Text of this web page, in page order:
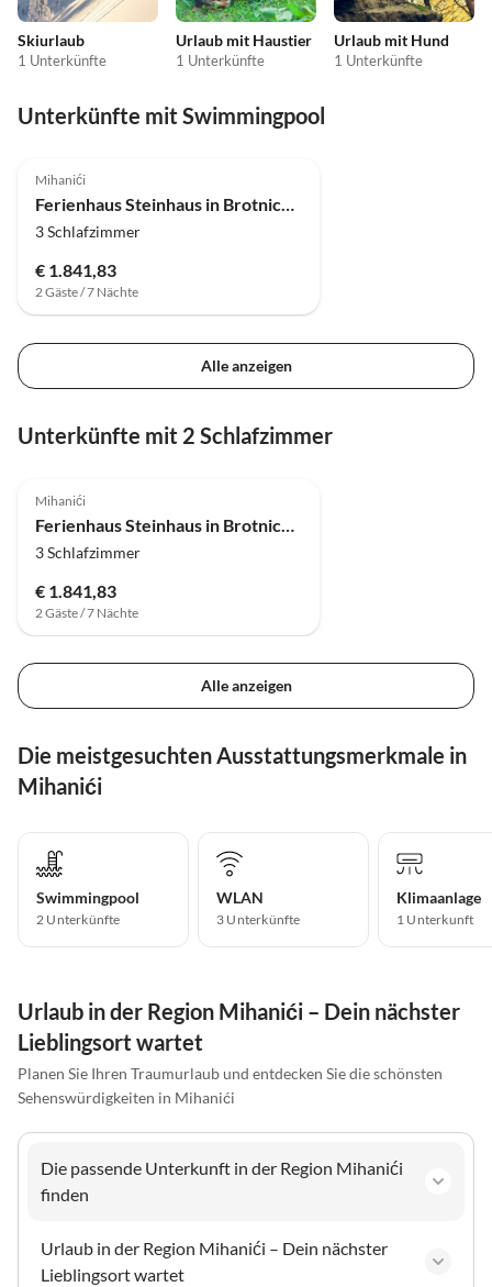
Skiurlaub
1 Unterkünfte
Urlaub mit Haustier
1 Unterkünfte
Urlaub mit Hund
1 Unterkünfte
Unterkünfte mit Swimmingpool
Mihanići
Ferienhaus Steinhaus in Brotnice nahe Cavtat & Meer
3 Schlafzimmer
€ 1.841,83
2 Gäste / 7 Nächte
Alle anzeigen
Unterkünfte mit 2 Schlafzimmer
Mihanići
3 Schlafzimmer
€ 1.841,83
2 Gäste / 7 Nächte
Alle anzeigen
Die meistgesuchten Ausstattungsmerkmale in
Mihanići
Swimmingpool
2 Unterkünfte
WLAN
3 Unterkünfte
Klimaanlage
1 Unterkunft
Urlaub in der Region Mihanići – Dein nächster
Lieblingsort wartet
Planen Sie Ihren Traumurlaub und entdecken Sie die schönsten
Sehenswürdigkeiten in Mihanići
Die passende Unterkunft in der Region Mihanići
finden
Urlaub in der Region Mihanići – Dein nächster
Lieblingsort wartet